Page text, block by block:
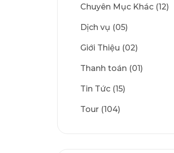
Chuyên Mục Khác (12)
Dịch vụ (05)
Giới Thiệu (02)
Thanh toán (01)
Tin Tức (15)
Tour (104)